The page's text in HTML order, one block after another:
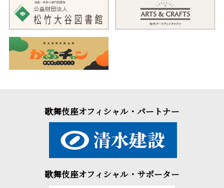
歌舞伎座オフィシャル・パートナー
歌舞伎座オフィシャル・サポーター